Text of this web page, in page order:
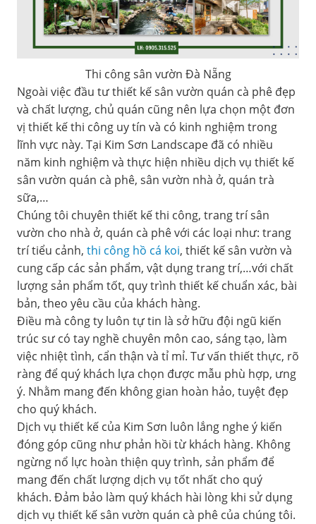
Thi công sân vườn Đà Nẵng
Ngoài việc đầu tư thiết kế sân vườn quán cà phê đẹp
và chất lượng, chủ quán cũng nên lựa chọn một đơn
vị thiết kế thi công uy tín và có kinh nghiệm trong
lĩnh vực này. Tại Kim Sơn Landscape đã có nhiều
năm kinh nghiệm và thực hiện nhiều dịch vụ thiết kế
sân vườn quán cà phê, sân vườn nhà ở, quán trà
sữa,…
Chúng tôi chuyên thiết kế thi công, trang trí sân
vườn cho nhà ở, quán cà phê với các loại như: trang
trí tiểu cảnh, thi công hồ cá koi, thiết kế sân vườn và
cung cấp các sản phẩm, vật dụng trang trí,…với chất
lượng sản phẩm tốt, quy trình thiết kế chuẩn xác, bài
bản, theo yêu cầu của khách hàng.
Điều mà công ty luôn tự tin là sở hữu đội ngũ kiến
trúc sư có tay nghề chuyên môn cao, sáng tạo, làm
việc nhiệt tình, cẩn thận và tỉ mỉ. Tư vấn thiết thực, rõ
ràng để quý khách lựa chọn được mẫu phù hợp, ưng
ý. Nhằm mang đến không gian hoàn hảo, tuyệt đẹp
cho quý khách.
Dịch vụ thiết kế của Kim Sơn luôn lắng nghe ý kiến
đóng góp cũng như phản hồi từ khách hàng. Không
ngừng nổ lực hoàn thiện quy trình, sản phẩm để
mang đến chất lượng dịch vụ tốt nhất cho quý
khách. Đảm bảo làm quý khách hài lòng khi sử dụng
dịch vụ thiết kế sân vườn quán cà phê của chúng tôi.